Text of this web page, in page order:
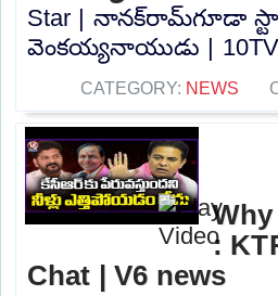
Star | నానక్‌రామ్‌గూడా
వెంకయ్యనాయుడు | 10TV
CATEGORY: NEWS
:
Chat | V6 news